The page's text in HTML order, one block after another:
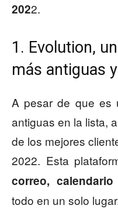
2022.
1. Evolution,
más antiguas
A pesar de que es
antiguas en la lista,
de los mejores
2022. Esta
correo,
todo en un solo